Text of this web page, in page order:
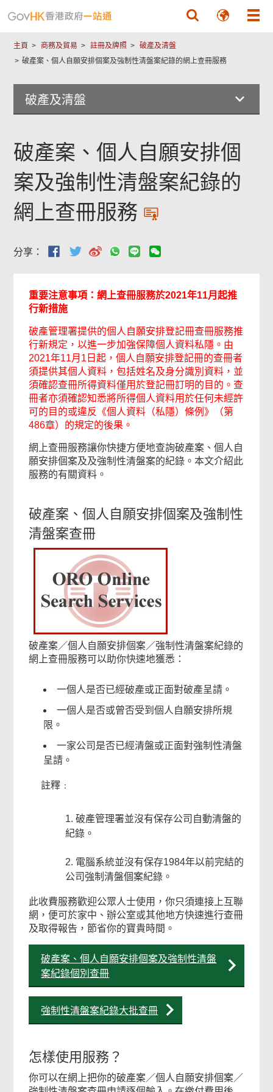
主頁 商務及貿易 註冊及牌照
破產及清盤
破產案、個人自願安排個案及強制性清盤案紀錄的網上查冊服務
破產及清盤
破產案、個人自願安排個
案及強制性清盤案紀錄的
網上查冊服務
分享：
重要注意事項：網上查冊服務於2021年11月起推
行新措施
破產管理署提供的個人自願安排登記冊查冊服務推
行新規定，以進一步加強保障個人資料私隱。由
2021年11月1日起，個人自願安排登記冊的查冊者
須提供其個人資料，包括姓名及身分識別資料，並
須確認查冊所得資料僅用於登記冊訂明的目的。查
冊者亦須確認知悉將所得個人資料用於任何未經許
可的目的或違反《個人資料（私隱）條例》（第
486章）的規定的後果。
網上查冊服務讓你快捷方便地查詢破產案、個人自
願安排個案及及強制性清盤案的紀錄。本文介紹此
服務的有關資料。
破產案、個人自願安排個案及強制性
清盤案查冊
破產案／個人自願安排個案／強制性清盤案紀錄的
網上查冊服務可以助你快速地獲悉：
一個人是否已經破產或正面對破產呈請。
一個人是否或曾否受到個人自願安排所規
限。
一家公司是否已經清盤或正面對強制性清盤
呈請。
註釋﹕
破產管理署並沒有保存公司自動清盤的
紀錄。
電腦系統並沒有保存1984年以前完結的
公司強制清盤個案紀錄。
此收費服務歡迎公眾人士使用，你只須連接上互聯
網，便可於家中、辦公室或其他地方快速進行查冊
及取得報告，節省你的寶貴時間。
破產案、個人自願安排個案及強制性清盤
案紀錄個別查冊
強制性清盤案紀錄大批查冊
怎樣使用服務？
你可以在網上把你的破產案／個人自願安排個案／